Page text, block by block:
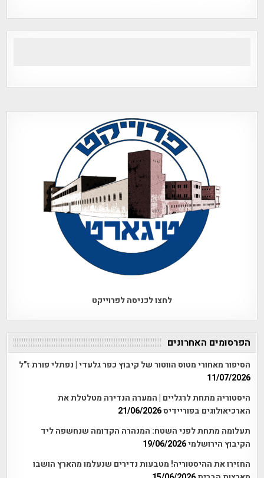
לחצו לכניסה לפרוייקט
הפרסומים האחרונים
הסיפור מאחורי מטוס הווטור של קיבוץ כפר גלעדי | נפתלי פורת ז"ל
11/07/2026
היסטוריה מתחת לרגליים | המערה הנדירה מטלטלת את
הארכיאולוגים בפוריידיס21/06/2026
תעלומה מתחת לפני השטח: המנהרה הקדומה שנחשפה ליד
הקיבוץ הירושלמי19/06/2026
החזירו את ההיסטוריה! מטבעות נדירים שנעלמו מהארץ הושבו